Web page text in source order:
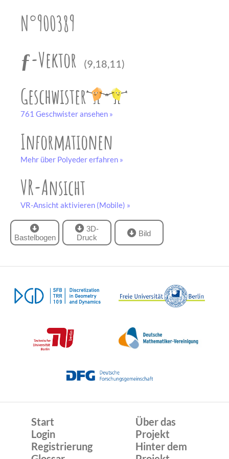
N°900389
ƒ-Vektor
(9,18,11)
Geschwister
761 Geschwister ansehen »
Informationen
Mehr über Polyeder erfahren »
VR-Ansicht
VR-Ansicht aktivieren (Mobile) »
Bastelbogen
3D-
Druck
Bild
Start
Login
Registrierung
Über das
Projekt
Hinter dem